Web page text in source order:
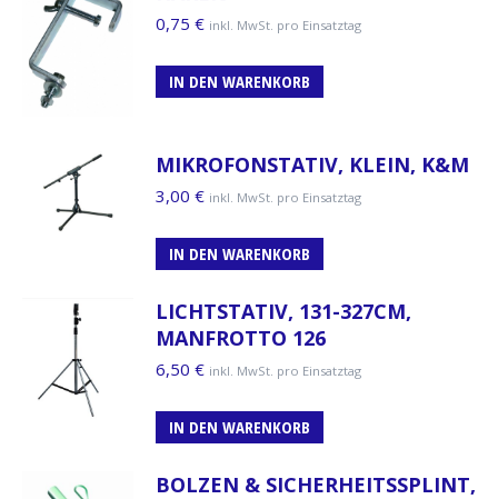
0,75 € inkl. MwSt. pro Einsatztag
IN DEN WARENKORB
MIKROFONSTATIV, KLEIN, K&M
3,00 € inkl. MwSt. pro Einsatztag
IN DEN WARENKORB
LICHTSTATIV, 131-327CM,
MANFROTTO 126
6,50 € inkl. MwSt. pro Einsatztag
IN DEN WARENKORB
BOLZEN & SICHERHEITSSPLINT,